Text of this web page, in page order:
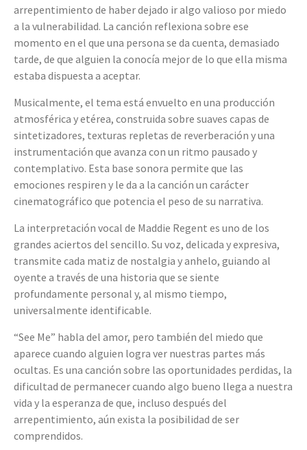
arrepentimiento de haber dejado ir algo valioso por miedo
a la vulnerabilidad. La canción reflexiona sobre ese
momento en el que una persona se da cuenta, demasiado
tarde, de que alguien la conocía mejor de lo que ella misma
estaba dispuesta a aceptar.
Musicalmente, el tema está envuelto en una producción
atmosférica y etérea, construida sobre suaves capas de
sintetizadores, texturas repletas de reverberación y una
instrumentación que avanza con un ritmo pausado y
contemplativo. Esta base sonora permite que las
emociones respiren y le da a la canción un carácter
cinematográfico que potencia el peso de su narrativa.
La interpretación vocal de Maddie Regent es uno de los
grandes aciertos del sencillo. Su voz, delicada y expresiva,
transmite cada matiz de nostalgia y anhelo, guiando al
oyente a través de una historia que se siente
profundamente personal y, al mismo tiempo,
universalmente identificable.
“See Me” habla del amor, pero también del miedo que
aparece cuando alguien logra ver nuestras partes más
ocultas. Es una canción sobre las oportunidades perdidas, la
dificultad de permanecer cuando algo bueno llega a nuestra
vida y la esperanza de que, incluso después del
arrepentimiento, aún exista la posibilidad de ser
comprendidos.